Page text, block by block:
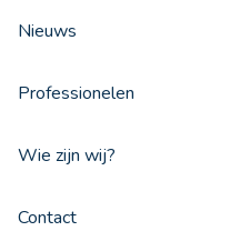
Nieuws
Professionelen
Wie zijn wij?
Contact
Mazouttanks
de juiste tank te
rekening te houden